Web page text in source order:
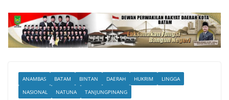
ANAMBAS BATAM BINTAN DAERAH HUKRIM
LINGGA
NASIONAL
NATUNA TANJUNGPINANG